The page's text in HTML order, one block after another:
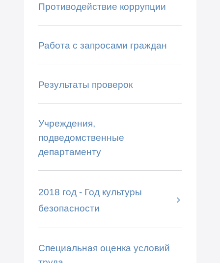
Противодействие коррупции
Работа с запросами граждан
Результаты проверок
Учреждения,
подведомственные
департаменту
2018 год - Год культуры
безопасности
Специальная оценка условий